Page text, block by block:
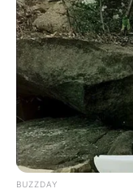
อ.คฑา เผย 3 ราศี
สมบัติใหญ่
ดูดวง 12 ราศี ดูดว
ราศีที่ดี
BUZZDAY